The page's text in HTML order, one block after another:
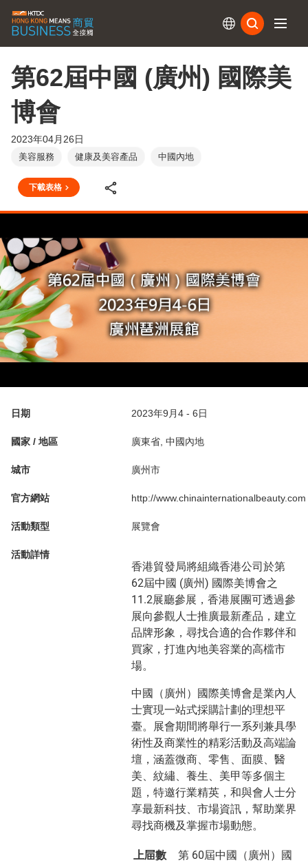
第62屆中國 (廣州) 國際美
博會
2023年04月26日
美容服務 健康及美容產品 中國內地
下載表格
日期 2023年9月4 - 6日
國家 / 地區 廣東省, 中國內地
城市 廣州市
官方網站 http://www.chinainternationalbeauty.com
活動類型 展覽會
活動詳情
香港貿發局將組織香港公司於第
62屆中國 (廣州) 國際美博會之
11.2展廳參展，香港展團可透過參
展向參觀人士推廣最新產品，建立
品牌形象，尋找合適的合作夥伴和
買家，打進內地美容業的高檔市
場。
中國（廣州）國際美博會是業內人
士實現一站式採購計劃的理想平
臺。展會期間將舉行一系列兼具學
術性及商業性的精彩活動及高端論
壇，涵蓋微商、零售、面膜、醫
美、紋繡、養生、美甲等多個主
題，特邀行業精英，和與會人士分
享最新科技、市場資訊，幫助業界
尋找商機及掌握市場動態。
上屇數
第 60屆中國（廣州）國